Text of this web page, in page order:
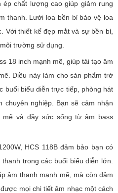
chất lượng cao giúp giảm rung
thanh. Lưới loa bền bỉ bảo vệ loa
Với thiết kế đẹp mắt và sự bền bỉ,
trường sử dụng.
18 inch mạnh mẽ, giúp tái tạo âm
Điều này làm cho sản phẩm trở
buổi biểu diễn trực tiếp, phòng hát
chuyên nghiệp. Bạn sẽ cảm nhận
và đầy sức sống từ âm bass
HCS 118B đảm bảo bạn có
trong các buổi biểu diễn lớn.
âm thanh mạnh mẽ, mà còn đảm
mọi chi tiết âm nhạc một cách